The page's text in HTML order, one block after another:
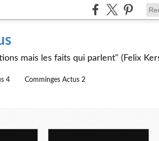
mais les faits qui parlent" (Felix
4 Comminges Actus 2